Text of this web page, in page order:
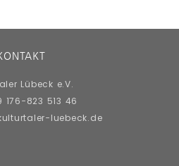
Lübeck e.V.
176-823 513 46
luebeck.de